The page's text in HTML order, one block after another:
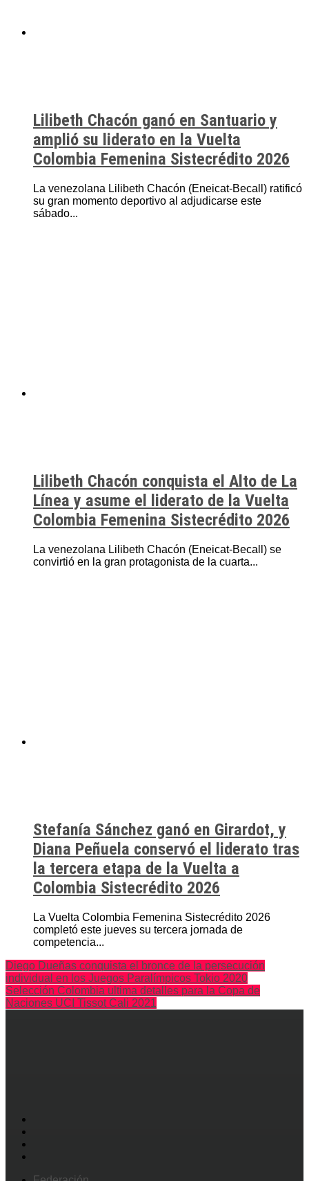
Lilibeth Chacón ganó en Santuario y
amplió su liderato en la Vuelta
Colombia Femenina Sistecrédito 2026
La venezolana Lilibeth Chacón (Eneicat-Becall) ratificó
su gran momento deportivo al adjudicarse este
sábado...
Lilibeth Chacón conquista el Alto de La
Línea y asume el liderato de la Vuelta
Colombia Femenina Sistecrédito 2026
La venezolana Lilibeth Chacón (Eneicat-Becall) se
convirtió en la gran protagonista de la cuarta...
Stefanía Sánchez ganó en Girardot, y
Diana Peñuela conservó el liderato tras
la tercera etapa de la Vuelta a
Colombia Sistecrédito 2026
La Vuelta Colombia Femenina Sistecrédito 2026
completó este jueves su tercera jornada de
competencia...
Diego Dueñas conquista el bronce de la persecución
individual en los Juegos Paralímpicos Tokio 2020
Selección Colombia ultima detalles para la Copa de
Naciones UCI Tissot Cali 2021